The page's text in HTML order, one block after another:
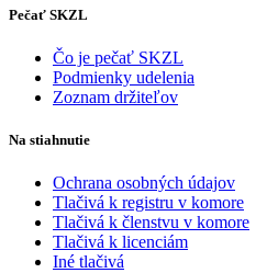
Pečať SKZL
Čo je pečať SKZL
Podmienky udelenia
Zoznam držiteľov
Na stiahnutie
Ochrana osobných údajov
Tlačivá k registru v komore
Tlačivá k členstvu v komore
Tlačivá k licenciám
Iné tlačivá